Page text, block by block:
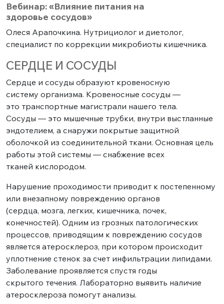
Вебинар: «Влияние питания на
здоровье сосудов»
Олеся Арапочкина. Нутрициолог и диетолог,
специалист по коррекции микробиоты кишечника.
СЕРДЦЕ И СОСУДЫ
Сердце и сосуды образуют кровеносную
систему организма. Кровеносные сосуды —
это транспортные магистрали нашего тела.
Сосуды — это мышечные трубки, внутри выстланные
эндотелием, а снаружи покрытые защитной
оболочкой из соединительной ткани. Основная цель
работы этой системы — снабжение всех
тканей кислородом.
Нарушение проходимости приводит к постепенному
или внезапному повреждению органов
(сердца, мозга, легких, кишечника, почек,
конечностей). Одним из грозных патологических
процессов, приводящим к повреждению сосудов
является атеросклероз, при котором происходит
уплотнение стенок за счет инфильтрации липидами.
Заболевание проявляется спустя годы
скрытого течения. Лабораторно выявить наличие
атеросклероза помогут анализы.